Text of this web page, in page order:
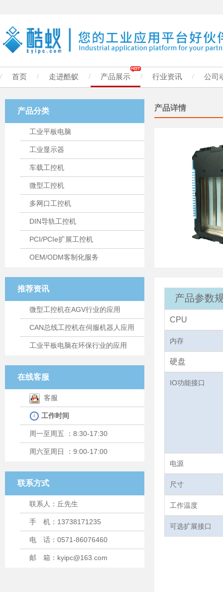
/ 首页 / 走进酷蚁 / 产品展示 / 行业资讯 / 公司
产品分类
工业平板电脑
工业显示器
车载工控机
微型工控机
多网口工控机
DIN导轨工控机
PCI/PCIe扩展工控机
OEM/ODM客制化服务
推荐资讯
微型工控机在AGV行业的应用
CAN总线工控机在伺服机器人应用
工业平板电脑在环保行业的应用
在线客服
客服
工作时间
周一至周五 ：8:30-17:30
周六至周日 ：9:00-17:00
联系方式
联系人：丘先生
手 机：13738171235
电 话：0571-86076460
邮 箱：kyipc@163.com
产品详情
产品参数
CPU
内存
硬盘
IO功能接口
电源
尺寸
工作温度
可选扩展接口